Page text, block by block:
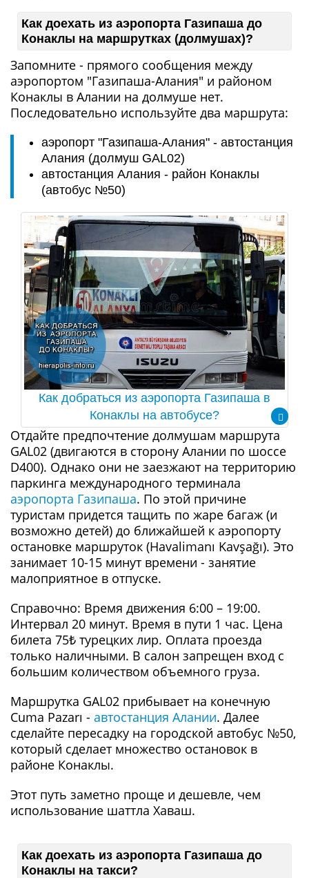
Как доехать из аэропорта Газипаша до
Конаклы на маршрутках (долмушах)?
Запомните - прямого сообщения между
аэропортом "Газипаша-Алания" и районом
Конаклы в Алании на долмуше нет.
Последовательно используйте два маршрута:
аэропорт "Газипаша-Алания" - автостанция
Алания (долмуш GAL02)
автостанция Алания - район Конаклы
(автобус №50)
Как добраться из аэропорта Газипаша в
Конаклы на автобусе?
Отдайте предпочтение долмушам маршрута
GAL02 (двигаются в сторону Алании по шоссе
D400). Однако они не заезжают на территорию
паркинга международного терминала
аэропорта Газипаша. По этой причине
туристам придется тащить по жаре багаж (и
возможно детей) до ближайшей к аэропорту
остановке маршруток (Havalimanı Kavşağı). Это
занимает 10-15 минут времени - занятие
малоприятное в отпуске.
Справочно: Время движения 6:00 – 19:00.
Интервал 20 минут. Время в пути 1 час. Цена
билета 75₺ турецких лир. Оплата проезда
только наличными. В салон запрещен вход с
большим количеством объемного груза.
Маршрутка GAL02 прибывает на конечную
Cuma Pazarı - автостанция Алании. Далее
сделайте пересадку на городской автобус №50,
который сделает множество остановок в
районе Конаклы.
Этот путь заметно проще и дешевле, чем
использование шаттла Хаваш.
Как доехать из аэропорта Газипаша до
Конаклы на такси?